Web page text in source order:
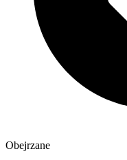
Obejrzane